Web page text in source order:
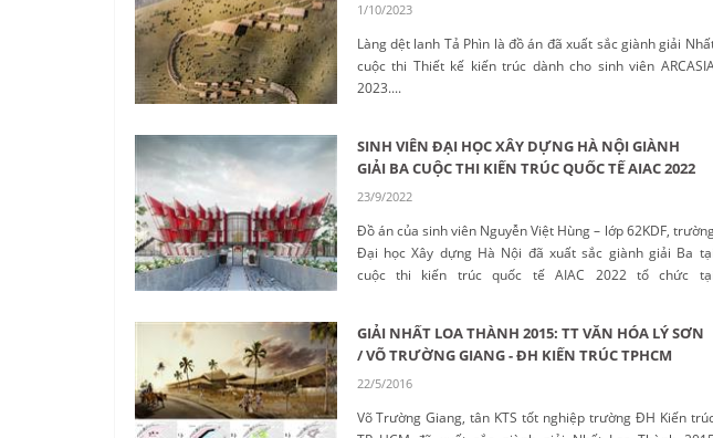
1/10/2023
Làng dệt lanh Tả Phìn là đồ án đã xuất sắc giành giải
cuộc thi Thiết kế kiến trúc dành cho sinh viên
2023....
SINH VIÊN ĐẠI HỌC XÂY DỰNG HÀ NỘI GIÀNH
GIẢI BA CUỘC THI KIẾN TRÚC QUỐC TẾ AIAC 2022
23/9/2022
Đồ án của sinh viên Nguyễn Việt Hùng – lớp 62KDF,
Đại học Xây dựng Hà Nội đã xuất sắc giành giải Ba tại
cuộc thi kiến trúc quốc tế AIAC 2022 tổ chức tại
GIẢI NHẤT LOA THÀNH 2015: TT VĂN HÓA LÝ SƠN
/ VÕ TRƯỜNG GIANG - ĐH KIẾN TRÚC TPHCM
22/5/2016
Võ Trường Giang, tân KTS tốt nghiệp trường ĐH Kiến